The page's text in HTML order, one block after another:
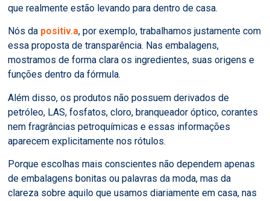
que realmente estão levando para dentro de casa.
Nós da positiv.a, por exemplo, trabalhamos justamente com
essa proposta de transparência. Nas embalagens,
mostramos de forma clara os ingredientes, suas origens e
funções dentro da fórmula.
Além disso, os produtos não possuem derivados de
petróleo, LAS, fosfatos, cloro, branqueador óptico, corantes
nem fragrâncias petroquímicas e essas informações
aparecem explicitamente nos rótulos.
Porque escolhas mais conscientes não dependem apenas
de embalagens bonitas ou palavras da moda, mas da
clareza sobre aquilo que usamos diariamente em casa, nas